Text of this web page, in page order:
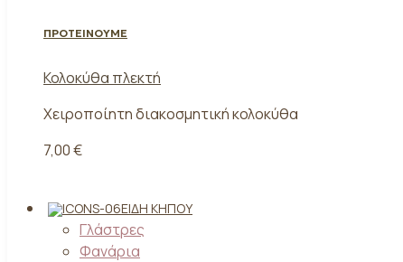
ΠΡΟΤΕΙΝΟΥΜΕ
Κολοκύθα πλεκτή
Χειροποίητη διακοσμητική κολοκύθα
7,00 €
ΕΊΔΗ ΚΉΠΟΥ
Γλάστρες
Φανάρια